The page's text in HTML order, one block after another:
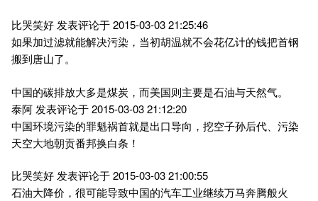
比哭笑好 发表评论于 2015-03-03 21:25:46
如果加过滤就能解决污染，当初胡温就不会花亿计的钱把首钢
搬到唐山了。
中国的碳排放大多是煤炭，而美国则主要是石油与天然气。
泰阿 发表评论于 2015-03-03 21:12:20
中国环境污染的罪魁祸首就是出口导向，挖空子孙后代、污染
天空大地朝贡番邦换白条！
比哭笑好 发表评论于 2015-03-03 21:00:55
石油大降价，很可能导致中国的汽车工业继续万马奔腾般火